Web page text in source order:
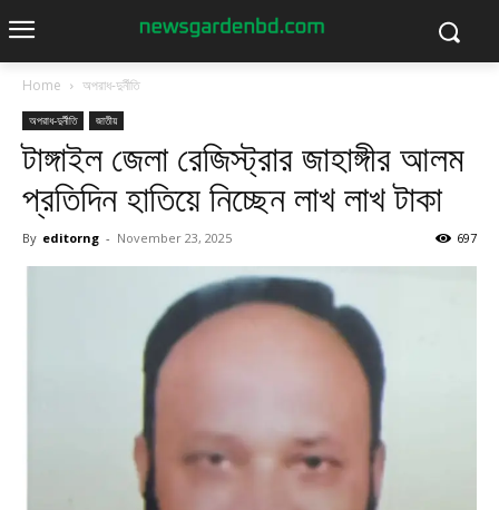
Home অপরাধ-দুর্নীতি
অপরাধ-দুর্নীতি জাতীয়
টাঙ্গাইল জেলা রেজিস্ট্রার জাহাঙ্গীর আলম
প্রতিদিন হাতিয়ে নিচ্ছেন লাখ লাখ টাকা
By editorng - November 23, 2025 697